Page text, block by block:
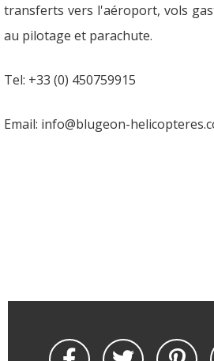
transferts vers l'aéroport, vols
au pilotage et parachute.
Tel: +33 (0) 450759915
Email: info@blugeon-